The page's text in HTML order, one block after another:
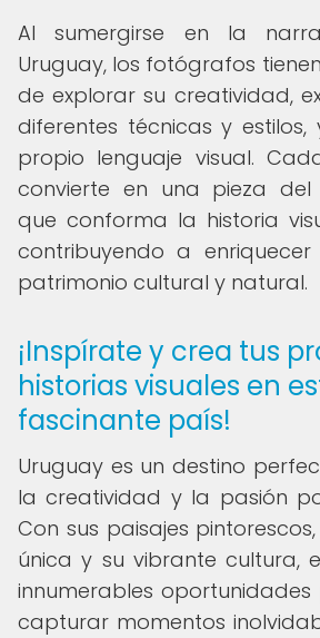
Al sumergirse en la
Uruguay, los fotógrafos
de explorar su creatividad,
diferentes técnicas y
propio lenguaje visual.
convierte en una pieza del
que conforma la historia
contribuyendo a
patrimonio cultural y natural.
¡Inspírate y crea tus
historias visuales en
fascinante país!
Uruguay es un destino
la creatividad y la pasión
Con sus paisajes
única y su vibrante cultura,
innumerables
capturar momentos